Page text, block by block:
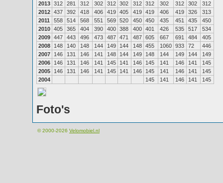
2013 312 281 312 302 312 302 312 312 302 312 302
312
2012 437 392 418 406 419 405 419 419 406 419 326
313
2011
558 514 568 551 569 520 450 450 435 451 435
450
2010 405 365 404 390 400 388 400 401 426 535 517
534
2009 447 443 496 473 487 471 487 605 667 691 484
405
2008
148 140 148 144 149 144 148 455 1060 933 72
446
2007
146 131 146 141 148 144 149 148 144 149 144
149
2006
146 131 146 141 145 141 146 145 141 146 141
145
2005
146 131 146 141 145 141 146 145 141 146 141
145
2004
145 141 146 141 145
Foto's
© 2000-2026 Velomobiel.nl